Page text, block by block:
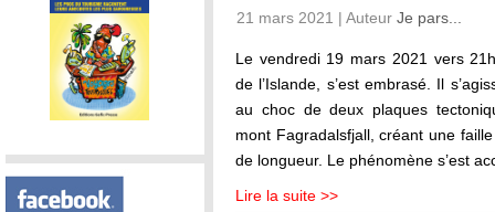
21 mars 2021 | Auteur Je pars...
Le vendredi 19 mars 2021 vers
de l’Islande, s’est embrasé. Il
au choc de deux plaques
mont Fagradalsfjall, créant une
de longueur. Le phénomène s’est
Lire la suite >>